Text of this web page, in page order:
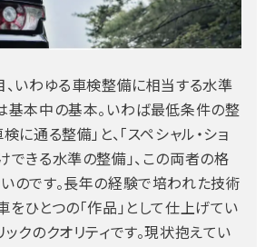
いわゆる車検整備に相当する水準
基本中の基本。いわば最低条件の整
に通る整備」と、「スペシャル・ショ
できる水準の整備」、この両者の格
のです。長年の経験で培われた技術
をひとつの「作品」として仕上げてい
ックのクオリティです。現状抱えてい